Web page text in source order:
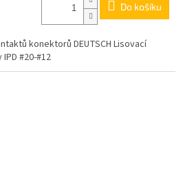
Do košíku
konektorů DEUTSCH Lisovací
#20-#12